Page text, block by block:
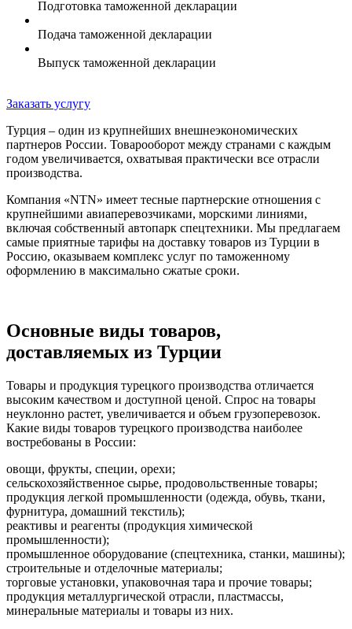
Подготовка таможенной декларации
Подача таможенной декларации
Выпуск таможенной декларации
Заказать услугу
Турция – один из крупнейших внешнеэкономических
партнеров России. Товарооборот между странами с каждым
годом увеличивается, охватывая практически все отрасли
производства.
Компания «NTN» имеет тесные партнерские отношения с
крупнейшими авиаперевозчиками, морскими линиями,
включая собственный автопарк спецтехники. Мы предлагаем
самые приятные тарифы на доставку товаров из Турции в
Россию, оказываем комплекс услуг по таможенному
оформлению в максимально сжатые сроки.
Основные виды товаров,
доставляемых из Турции
Товары и продукция турецкого производства отличается
высоким качеством и доступной ценой. Спрос на товары
неуклонно растет, увеличивается и объем грузоперевозок.
Какие виды товаров турецкого производства наиболее
востребованы в России:
овощи, фрукты, специи, орехи;
сельскохозяйственное сырье, продовольственные товары;
продукция легкой промышленности (одежда, обувь, ткани,
фурнитура, домашний текстиль);
реактивы и реагенты (продукция химической
промышленности);
промышленное оборудование (спецтехника, станки, машины);
строительные и отделочные материалы;
торговые установки, упаковочная тара и прочие товары;
продукция металлургической отрасли, пластмассы,
минеральные материалы и товары из них.